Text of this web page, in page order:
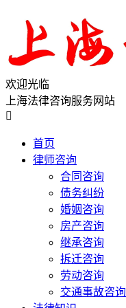
欢迎光临
上海法律咨询服务网站

首页
律师咨询
合同咨询
债务纠纷
婚姻咨询
房产咨询
继承咨询
拆迁咨询
劳动咨询
交通事故咨询